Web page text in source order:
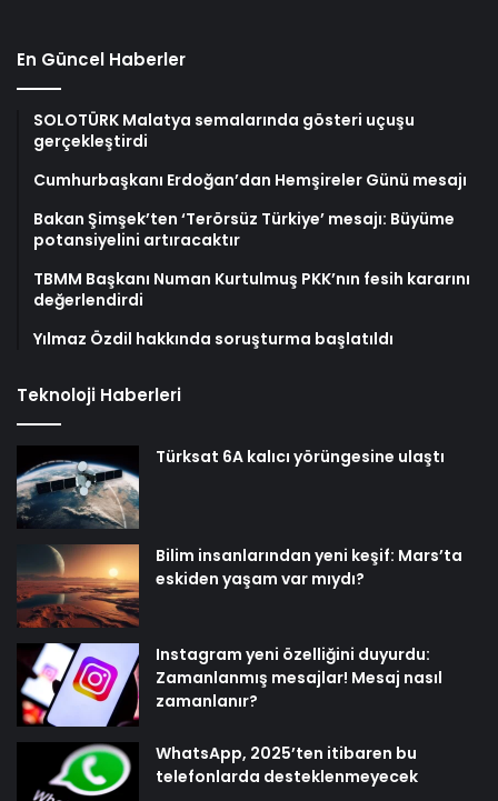
En Güncel Haberler
SOLOTÜRK Malatya semalarında gösteri uçuşu
gerçekleştirdi
Cumhurbaşkanı Erdoğan’dan Hemşireler Günü mesajı
Bakan Şimşek’ten ‘Terörsüz Türkiye’ mesajı: Büyüme
potansiyelini artıracaktır
TBMM Başkanı Numan Kurtulmuş PKK’nın fesih kararını
değerlendirdi
Yılmaz Özdil hakkında soruşturma başlatıldı
Teknoloji Haberleri
Türksat 6A kalıcı yörüngesine ulaştı
Bilim insanlarından yeni keşif: Mars’ta
eskiden yaşam var mıydı?
Instagram yeni özelliğini duyurdu:
Zamanlanmış mesajlar! Mesaj nasıl
zamanlanır?
WhatsApp, 2025’ten itibaren bu
telefonlarda desteklenmeyecek